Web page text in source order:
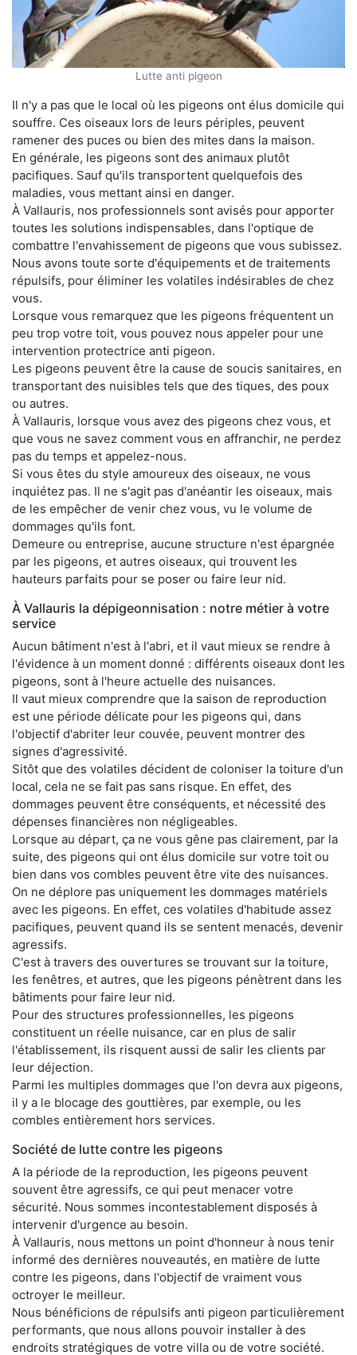
Lutte anti pigeon
Il n'y a pas que le local où les pigeons ont élus domicile qui
souffre. Ces oiseaux lors de leurs périples, peuvent
ramener des puces ou bien des mites dans la maison.
En générale, les pigeons sont des animaux plutôt
pacifiques. Sauf qu'ils transportent quelquefois des
maladies, vous mettant ainsi en danger.
À Vallauris, nos professionnels sont avisés pour apporter
toutes les solutions indispensables, dans l'optique de
combattre l'envahissement de pigeons que vous subissez.
Nous avons toute sorte d'équipements et de traitements
répulsifs, pour éliminer les volatiles indésirables de chez
vous.
Lorsque vous remarquez que les pigeons fréquentent un
peu trop votre toit, vous pouvez nous appeler pour une
intervention protectrice anti pigeon.
Les pigeons peuvent être la cause de soucis sanitaires, en
transportant des nuisibles tels que des tiques, des poux
ou autres.
À Vallauris, lorsque vous avez des pigeons chez vous, et
que vous ne savez comment vous en affranchir, ne perdez
pas du temps et appelez-nous.
Si vous êtes du style amoureux des oiseaux, ne vous
inquiétez pas. Il ne s'agit pas d'anéantir les oiseaux, mais
de les empêcher de venir chez vous, vu le volume de
dommages qu'ils font.
Demeure ou entreprise, aucune structure n'est épargnée
par les pigeons, et autres oiseaux, qui trouvent les
hauteurs parfaits pour se poser ou faire leur nid.
À Vallauris la dépigeonnisation : notre métier à votre
service
Aucun bâtiment n'est à l'abri, et il vaut mieux se rendre à
l'évidence à un moment donné : différents oiseaux dont les
pigeons, sont à l'heure actuelle des nuisances.
Il vaut mieux comprendre que la saison de reproduction
est une période délicate pour les pigeons qui, dans
l'objectif d'abriter leur couvée, peuvent montrer des
signes d'agressivité.
Sitôt que des volatiles décident de coloniser la toiture d'un
local, cela ne se fait pas sans risque. En effet, des
dommages peuvent être conséquents, et nécessité des
dépenses financières non négligeables.
Lorsque au départ, ça ne vous gêne pas clairement, par la
suite, des pigeons qui ont élus domicile sur votre toit ou
bien dans vos combles peuvent être vite des nuisances.
On ne déplore pas uniquement les dommages matériels
avec les pigeons. En effet, ces volatiles d'habitude assez
pacifiques, peuvent quand ils se sentent menacés, devenir
agressifs.
C'est à travers des ouvertures se trouvant sur la toiture,
les fenêtres, et autres, que les pigeons pénètrent dans les
bâtiments pour faire leur nid.
Pour des structures professionnelles, les pigeons
constituent un réelle nuisance, car en plus de salir
l'établissement, ils risquent aussi de salir les clients par
leur déjection.
Parmi les multiples dommages que l'on devra aux pigeons,
il y a le blocage des gouttières, par exemple, ou les
combles entièrement hors services.
Société de lutte contre les pigeons
A la période de la reproduction, les pigeons peuvent
souvent être agressifs, ce qui peut menacer votre
sécurité. Nous sommes incontestablement disposés à
intervenir d'urgence au besoin.
À Vallauris, nous mettons un point d'honneur à nous tenir
informé des dernières nouveautés, en matière de lutte
contre les pigeons, dans l'objectif de vraiment vous
octroyer le meilleur.
Nous bénéficions de répulsifs anti pigeon particulièrement
performants, que nous allons pouvoir installer à des
endroits stratégiques de votre villa ou de votre société.